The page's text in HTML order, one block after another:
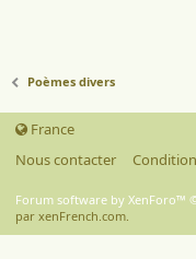
Poèmes divers
France
Nous contacter
Forum software by XenForo™
par xenFrench.com.